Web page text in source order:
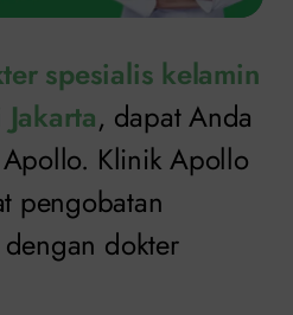
spesialis kelamin
, dapat Anda
Klinik Apollo
pengobatan
dokter